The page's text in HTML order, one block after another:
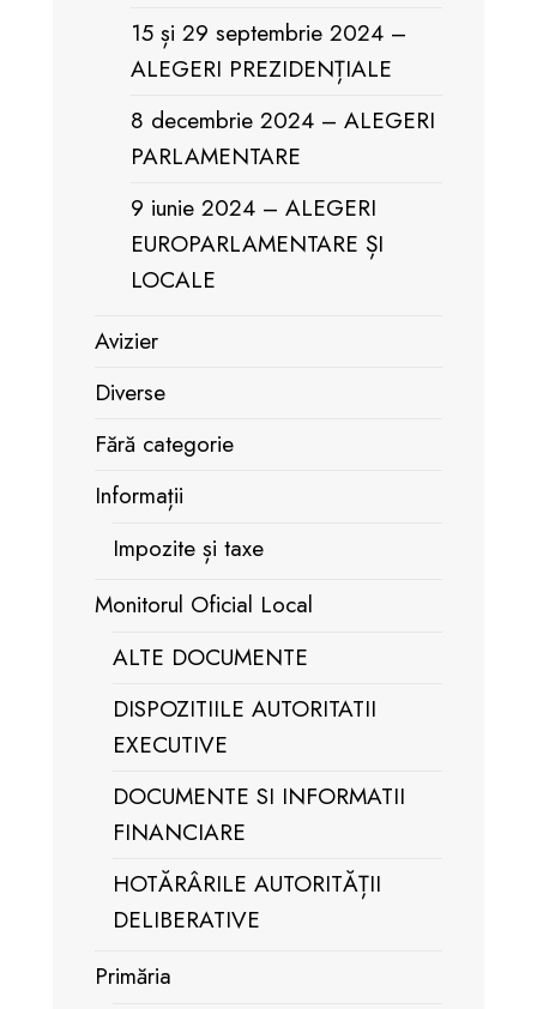
15 și 29 septembrie 2024 –
ALEGERI PREZIDENȚIALE
8 decembrie 2024 – ALEGERI
PARLAMENTARE
9 iunie 2024 – ALEGERI
EUROPARLAMENTARE ȘI
LOCALE
Avizier
Diverse
Fără categorie
Informații
Impozite și taxe
Monitorul Oficial Local
ALTE DOCUMENTE
DISPOZITIILE AUTORITATII
EXECUTIVE
DOCUMENTE SI INFORMATII
FINANCIARE
HOTĂRÂRILE AUTORITĂȚII
DELIBERATIVE
Primăria